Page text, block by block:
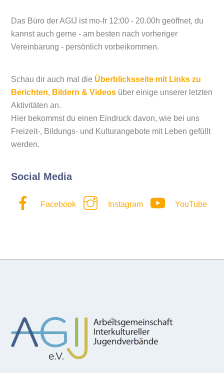
Das Büro der AGIJ ist mo-fr 12:00 - 20.00h geöffnet, du
kannst auch gerne - am besten nach vorheriger
Vereinbarung - persönlich vorbeikommen.
Schau dir auch mal die Überblicksseite mit Links zu
Berichten, Bildern & Videos über einige unserer letzten
Aktivitäten an.
Hier bekommst du einen Eindruck davon, wie bei uns
Freizeit-, Bildungs- und Kulturangebote mit Leben gefüllt
werden.
Social Media
Facebook Instagram YouTube
Back
To
Top